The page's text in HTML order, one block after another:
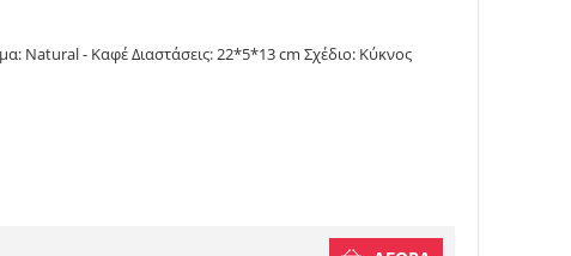
Natural - Καφέ Διαστάσεις: 22*5*13 cm Σχέδιο: Κύκνος